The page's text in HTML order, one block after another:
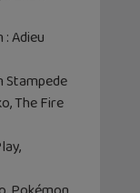
Adieu
Stampede
The Fire